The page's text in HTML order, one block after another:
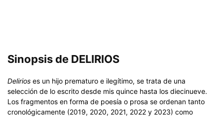
Sinopsis de DELIRIOS
Delirios es un hijo prematuro e ilegítimo, se trata de una
selección de lo escrito desde mis quince hasta los diecinueve.
Los fragmentos en forma de poesía o prosa se ordenan tanto
cronológicamente (2019, 2020, 2021, 2022 y 2023) como